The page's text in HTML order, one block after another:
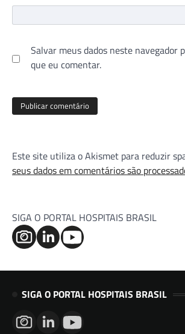
Salvar meus dados neste navegador
que eu comentar.
Este site utiliza o Akismet para reduzir
seus dados em comentários são
SIGA O PORTAL HOSPITAIS BRASIL
SIGA O PORTAL HOSPITAIS BRASIL